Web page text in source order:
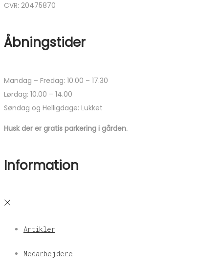
CVR: 20475870
Åbningstider
Mandag – Fredag: 10.00 – 17.30
Lørdag: 10.00 – 14.00
Søndag og Helligdage: Lukket
Husk der er gratis parkering i gården.
Information
Artikler
Medarbejdere